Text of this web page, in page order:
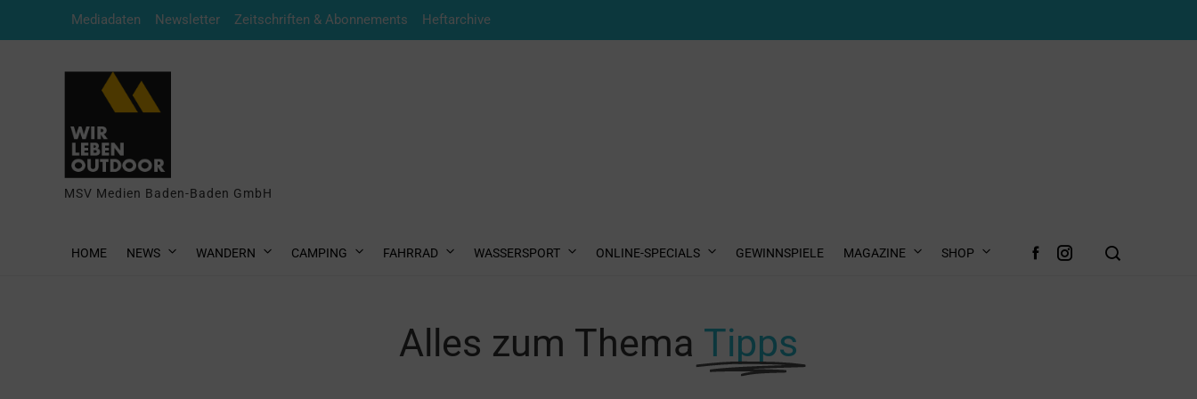
Mediadaten Newsletter Zeitschriften & Abonnements Heftarchive
MSV Medien Baden-Baden GmbH
HOME NEWS WANDERN CAMPING FAHRRAD WASSERSPORT ONLINE-SPECIALS GEWINNSPIELE MAGAZINE SHOP
Alles zum Thema Tipps